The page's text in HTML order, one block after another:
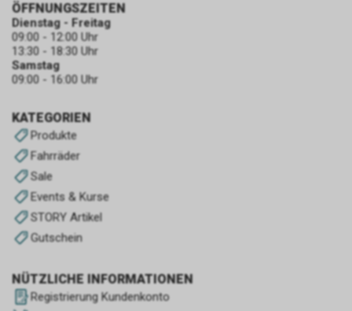
KATEGORIEN
Produkte
Fahrräder
Sale
Events & Kurse
STORY Artikel
Gutschein
NÜTZLICHE INFORMATIONEN
Registrierung Kundenkonto
ÖFFNUNGSZEITEN
Dienstag - Freitag
09:00 - 12:00 Uhr
13:30 - 18:30 Uhr
Samstag
09:00 - 16:00 Uhr